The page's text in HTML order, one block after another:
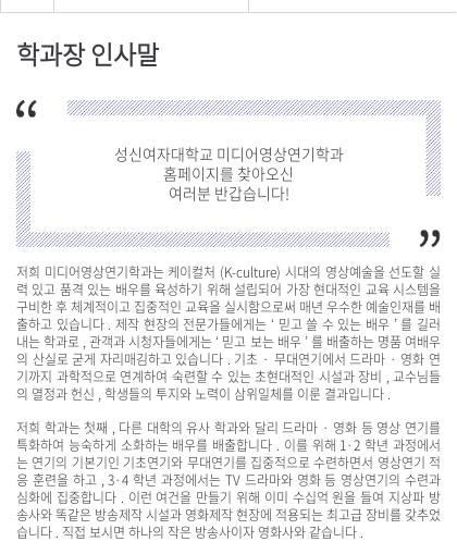
학과장 인사말
성신여자대학교 미디어영상연기학과
홈페이지를 찾아오신
여러분 반갑습니다!
저희 미디어영상연기학과는 케이컬처 (K-culture) 시대의 영상예술을 선도할 실
력 있고 품격 있는 배우를 육성하기 위해 설립되어 가장 현대적인 교육 시스템을
구비한 후 체계적이고 집중적인 교육을 실시함으로써 매년 우수한 예술인재를 배
출하고 있습니다 . 제작 현장의 전문가들에게는 ‘ 믿고 쓸 수 있는 배우 ’ 를 길러
내는 학과로 , 관객과 시청자들에게는 ‘ 믿고 보는 배우 ’ 를 배출하는 명품 여배우
의 산실로 굳게 자리매김하고 있습니다 . 기초 · 무대연기에서 드라마 · 영화 연
기까지 과학적으로 연계하여 숙련할 수 있는 초현대적인 시설과 장비 , 교수님들
의 열정과 헌신 , 학생들의 투지와 노력이 삼위일체를 이룬 결과입니다 .
저희 학과는 첫째 , 다른 대학의 유사 학과와 달리 드라마 · 영화 등 영상 연기를
특화하여 능숙하게 소화하는 배우를 배출합니다 . 이를 위해 1·2 학년 과정에서
는 연기의 기본기인 기초연기와 무대연기를 집중적으로 수련하면서 영상연기 적
응 훈련을 하고 , 3·4 학년 과정에서는 TV 드라마와 영화 등 영상연기의 수련과
심화에 집중합니다 . 이런 여건을 만들기 위해 이미 수십억 원을 들여 지상파 방
송사와 똑같은 방송제작 시설과 영화제작 현장에 적용되는 최고급 장비를 갖추었
습니다 . 직접 보시면 하나의 작은 방송사이자 영화사와 같습니다 .